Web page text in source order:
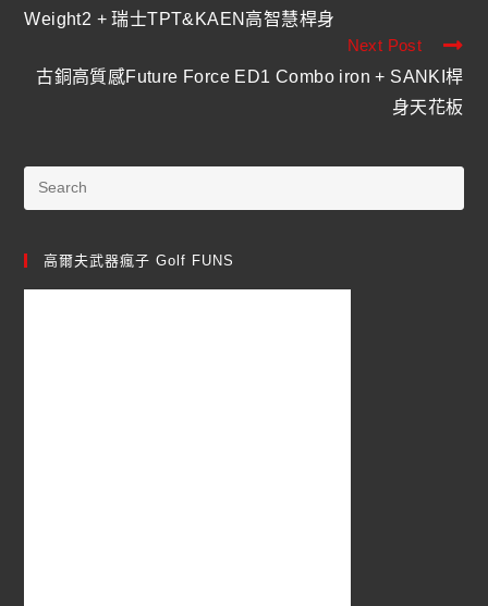
Weight2 + 瑞士TPT&KAEN高智慧桿身
Next Post
古銅高質感Future Force ED1 Combo iron + SANKI桿
身天花板
高爾夫武器瘋子 Golf FUNS